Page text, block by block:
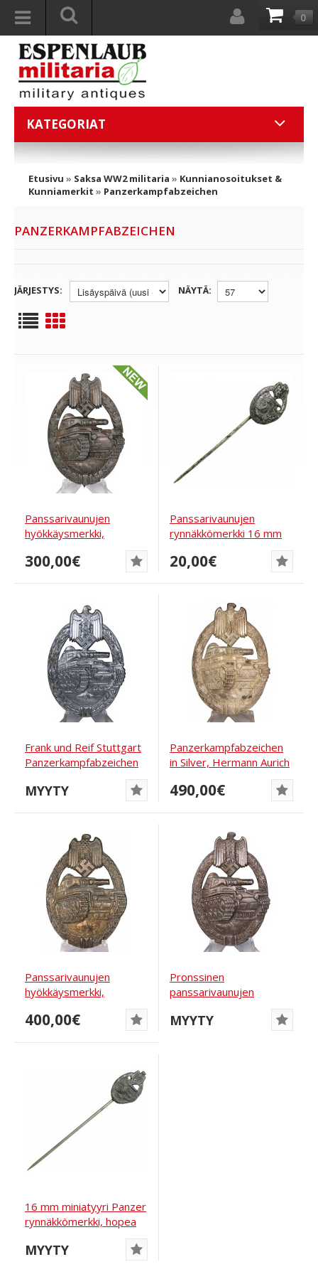
0
KATEGORIAT
Etusivu » Saksa WW2 militaria » Kunnianosoitukset &
Kunniamerkit » Panzerkampfabzeichen
PANZERKAMPFABZEICHEN
JÄRJESTYS: NÄYTÄ:
Panssarivaunujen
hyökkäysmerkki,
300,00€
Panssarivaunujen
rynnäkkömerkki 16 mm
20,00€
Frank und Reif Stuttgart
Panzerkampfabzeichen
MYYTY
Panzerkampfabzeichen
in Silver, Hermann Aurich
490,00€
Panssarivaunujen
hyökkäysmerkki,
pronssia, tuntematon
EWE
400,00€
Pronssinen
panssarivaunujen
Wurster
MYYTY
16 mm miniatyyri Panzer
rynnäkkömerkki, hopea
MYYTY